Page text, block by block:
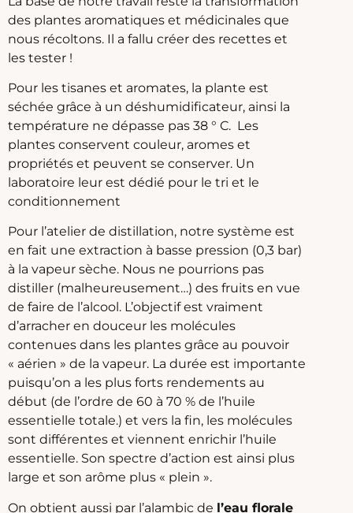
des plantes aromatiques et médicinales que
nous récoltons. Il a fallu créer des recettes et
les tester !
Pour les tisanes et aromates, la plante est
séchée grâce à un déshumidificateur, ainsi la
température ne dépasse pas 38 ° C. Les
plantes conservent couleur, aromes et
propriétés et peuvent se conserver. Un
laboratoire leur est dédié pour le tri et le
conditionnement
Pour l’atelier de distillation, notre système est
en fait une extraction à basse pression (0,3 bar)
à la vapeur sèche. Nous ne pourrions pas
distiller (malheureusement…) des fruits en vue
de faire de l’alcool. L’objectif est vraiment
d’arracher en douceur les molécules
contenues dans les plantes grâce au pouvoir
« aérien » de la vapeur. La durée est importante
puisqu’on a les plus forts rendements au
début (de l’ordre de 60 à 70 % de l’huile
essentielle totale.) et vers la fin, les molécules
sont différentes et viennent enrichir l’huile
essentielle. Son spectre d’action est ainsi plus
large et son arôme plus « plein ».
On obtient aussi par l’alambic de l’eau florale